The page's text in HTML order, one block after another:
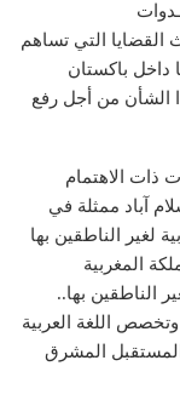
القضايا التي تساهم
داخل باكستان
الشأن من أجل رفع
ذات الاهتمام
آباد ممثلة في
لغير الناطقين بها
المغربية
الناطقين بها..
اللغة العربية
المستقبل المشرق